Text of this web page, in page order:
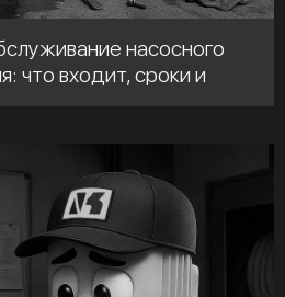
насосного
что входит, сроки и